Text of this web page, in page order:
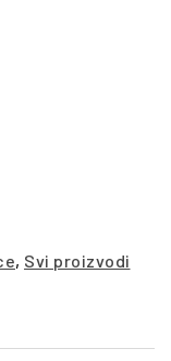
, Svi proizvodi